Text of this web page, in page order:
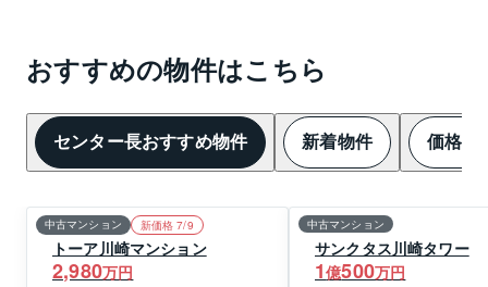
おすすめの物件はこちら
センター長おすすめ物件 新着物件 価格変
中古マンション 新価格 7/9
トーア川崎マンション
2,980万円
中古マンション
サンクタス川崎タワー
1億500万円